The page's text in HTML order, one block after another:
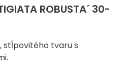
ROBUSTA´ 30-
stĺpovitého tvaru s